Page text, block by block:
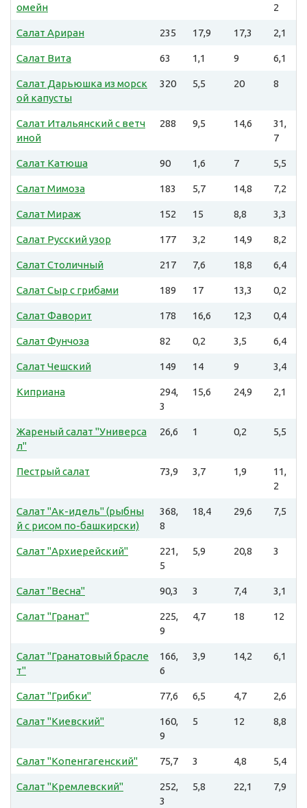
омейн
2
Салат Ариран 235 17,9 17,3 2,1
Салат Вита 63 1,1 9 6,1
Салат Дарьюшка из морск
ой капусты
320 5,5 20 8
Салат Итальянский с ветч
иной
288 9,5 14,6
31,
7
Салат Катюша 90 1,6 7 5,5
Салат Мимоза 183 5,7 14,8 7,2
Салат Мираж 152 15 8,8 3,3
Салат Русский узор 177 3,2 14,9 8,2
Салат Столичный 217 7,6 18,8 6,4
Салат Сыр с грибами 189 17 13,3 0,2
Салат Фаворит 178 16,6 12,3 0,4
Салат Фунчоза 82 0,2 3,5 6,4
Салат Чешский 149 14 9 3,4
Киприана
294,
3
15,6 24,9 2,1
Жареный салат "Универса
л"
26,6 1 0,2 5,5
Пестрый салат 73,9 3,7 1,9
11,
2
Салат "Ак-идель" (рыбны
й с рисом по-башкирски)
368,
8
18,4 29,6 7,5
Салат "Архиерейский"
221,
5
5,9 20,8 3
Салат "Весна" 90,3 3 7,4 3,1
Салат "Гранат"
225,
9
4,7 18 12
Салат "Гранатовый брасле
т"
166,
6
3,9 14,2 6,1
Салат "Грибки" 77,6 6,5 4,7 2,6
Салат "Киевский"
160,
9
5 12 8,8
Салат "Копенгагенский" 75,7 3 4,8 5,4
Салат "Кремлевский"
252,
3
5,8 22,1 7,9